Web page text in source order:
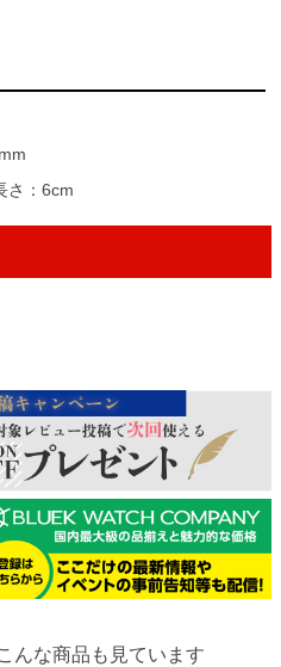
さ：6cm
んな商品も見ています